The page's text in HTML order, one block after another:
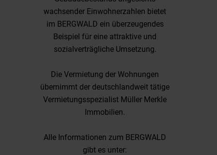
wachsender Einwohnerzahlen bietet
im BERGWALD ein überzeugendes
Beispiel für eine attraktive und
sozialverträgliche Umsetzung.
Die Vermietung der Wohnungen
übernimmt der deutschlandweit tätige
Vermietungsspezialist Müller Merkle
Immobilien.
Alle Informationen zum BERGWALD
gibt es unter: